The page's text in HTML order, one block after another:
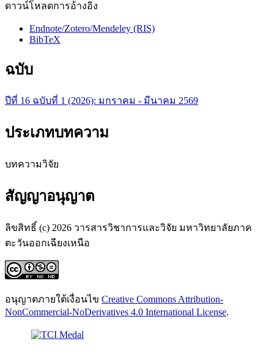
ดาวน์โหลดการอ้างอิง
Endnote/Zotero/Mendeley (RIS)
BibTeX
ฉบับ
ปีที่ 16 ฉบับที่ 1 (2026): มกราคม - มีนาคม 2569
ประเภทบทความ
บทความวิจัย
สัญญาอนุญาต
ลิขสิทธิ์ (c) 2026 วารสารวิชาการและวิจัย มหาวิทยาลัยภาค
ตะวันออกเฉียงเหนือ
อนุญาตภายใต้เงื่อนไข Creative Commons Attribution-
NonCommercial-NoDerivatives 4.0 International License.